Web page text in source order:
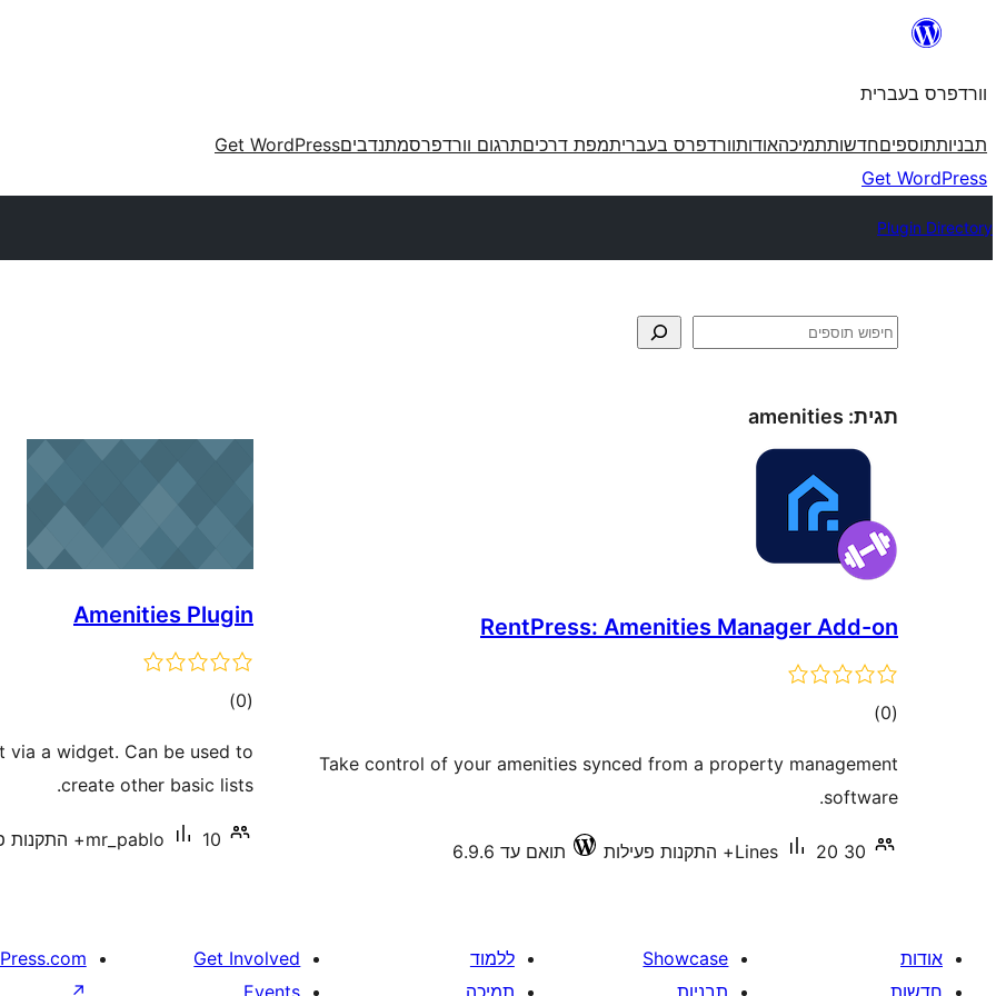
וורדפרס בעברית
תבניותתוספיםחדשותתמיכהאודותוורדפרס בעבריתמפת דרכיםתרגום וורדפרסמתנדביםGet WordPress
Get WordPress
Plugin Directory
חיפוש
תגית: amenities
RentPress: Amenities Manager Add-on
(0 דרוגים)
Take control of your amenities synced from a property management
software.
30 Lines 20+ התקנות פעילות תואם עד 6.9.6
Amenities Plugin
(0 דרוגים)
via a widget. Can be used to
create other basic lists.
mr_pablo 10+ התקנות פעילות
אודות
חדשות
Showcase
תבניות
ללמוד
תמיכה
Get Involved
Events
↗